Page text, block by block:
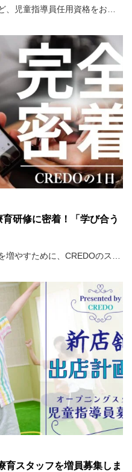
、児童指導員任用資格をお…
研修に密着！「学び合う
増やすために、CREDOのス…
育スタッフを増員募集しま